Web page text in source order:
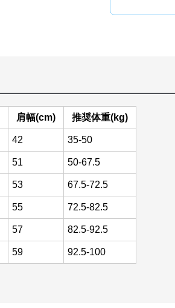
肩幅(cm) 推奨体重(kg)
42 35-50
51 50-67.5
53 67.5-72.5
55 72.5-82.5
57 82.5-92.5
59 92.5-100